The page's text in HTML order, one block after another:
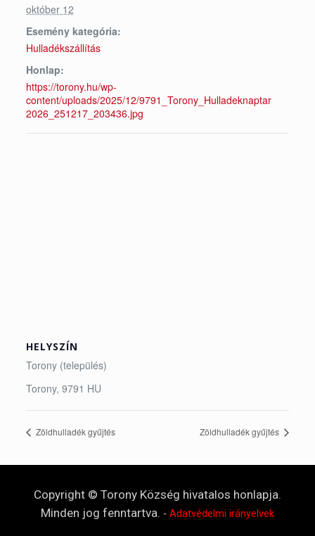
október 12
Esemény kategória:
Hulladékszállítás
Honlap:
https://torony.hu/wp-
content/uploads/2025/12/9791_Torony_Hulladeknaptar
2026_251217_203436.jpg
HELYSZÍN
Torony (település)
Torony, 9791 HU
Zöldhulladék gyűjtés Zöldhulladék gyűjtés
Copyright © Torony Község hivatalos honlapja.
Minden jog fenntartva. - Adatvédelmi irányelvek